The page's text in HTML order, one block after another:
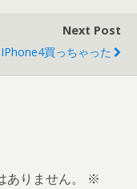
Next Post
IPhone4買っちゃった
りません。
※